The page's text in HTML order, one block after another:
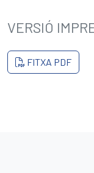
VERSIÓ
FITXA PDF